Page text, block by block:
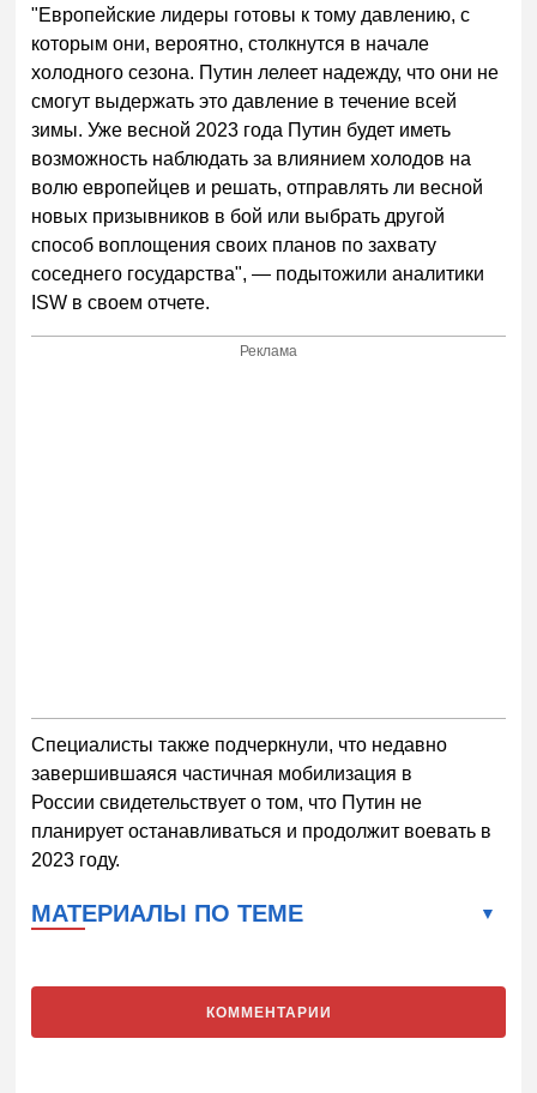
"Европейские лидеры готовы к тому давлению, с
которым они, вероятно, столкнутся в начале
холодного сезона. Путин лелеет надежду, что они не
смогут выдержать это давление в течение всей
зимы. Уже весной 2023 года Путин будет иметь
возможность наблюдать за влиянием холодов на
волю европейцев и решать, отправлять ли весной
новых призывников в бой или выбрать другой
способ воплощения своих планов по захвату
соседнего государства", — подытожили аналитики
ISW в своем отчете.
Реклама
Специалисты также подчеркнули, что недавно
завершившаяся частичная мобилизация в
России свидетельствует о том, что Путин не
планирует останавливаться и продолжит воевать в
2023 году.
МАТЕРИАЛЫ ПО ТЕМЕ
КОММЕНТАРИИ